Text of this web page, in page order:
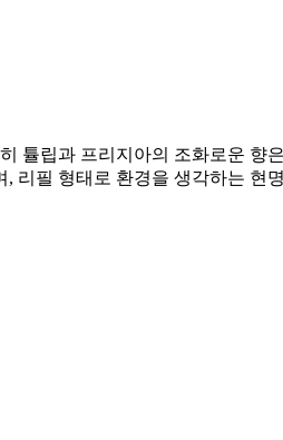
튤립과 프리지아의 조화로운 향
리필 형태로 환경을 생각하는 현